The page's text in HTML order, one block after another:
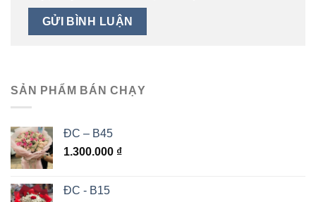
SẢN PHẨM BÁN CHẠY
ĐC – B45
1.300.000 ₫
ĐC - B15